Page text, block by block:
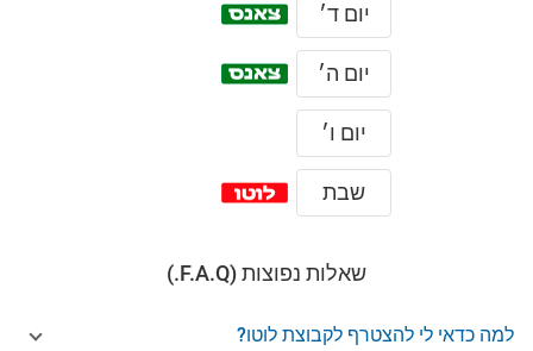
יום ד׳
יום ה׳
יום ו׳
שבת
שאלות נפוצות (F.A.Q.)
למה כדאי לי להצטרף לקבוצת לוטו?